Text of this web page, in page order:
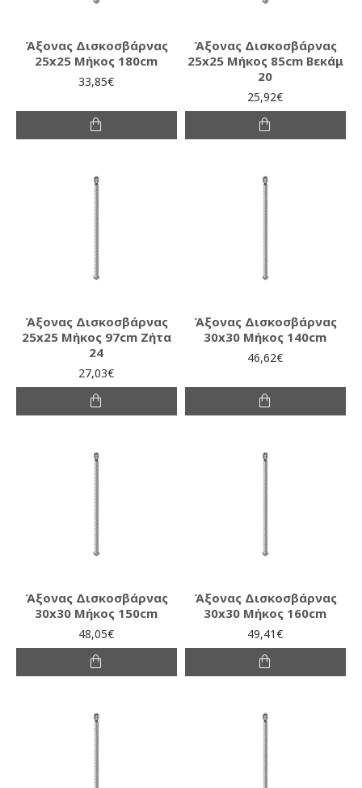
Άξονας Δισκοσβάρνας
25x25 Μήκος 180cm
33,85€
Άξονας Δισκοσβάρνας
25x25 Μήκος 85cm Βεκάμ
20
25,92€
Άξονας Δισκοσβάρνας
25x25 Μήκος 97cm Ζήτα
24
27,03€
Άξονας Δισκοσβάρνας
30x30 Μήκος 140cm
46,62€
Άξονας Δισκοσβάρνας
30x30 Μήκος 150cm
48,05€
Άξονας Δισκοσβάρνας
30x30 Μήκος 160cm
49,41€